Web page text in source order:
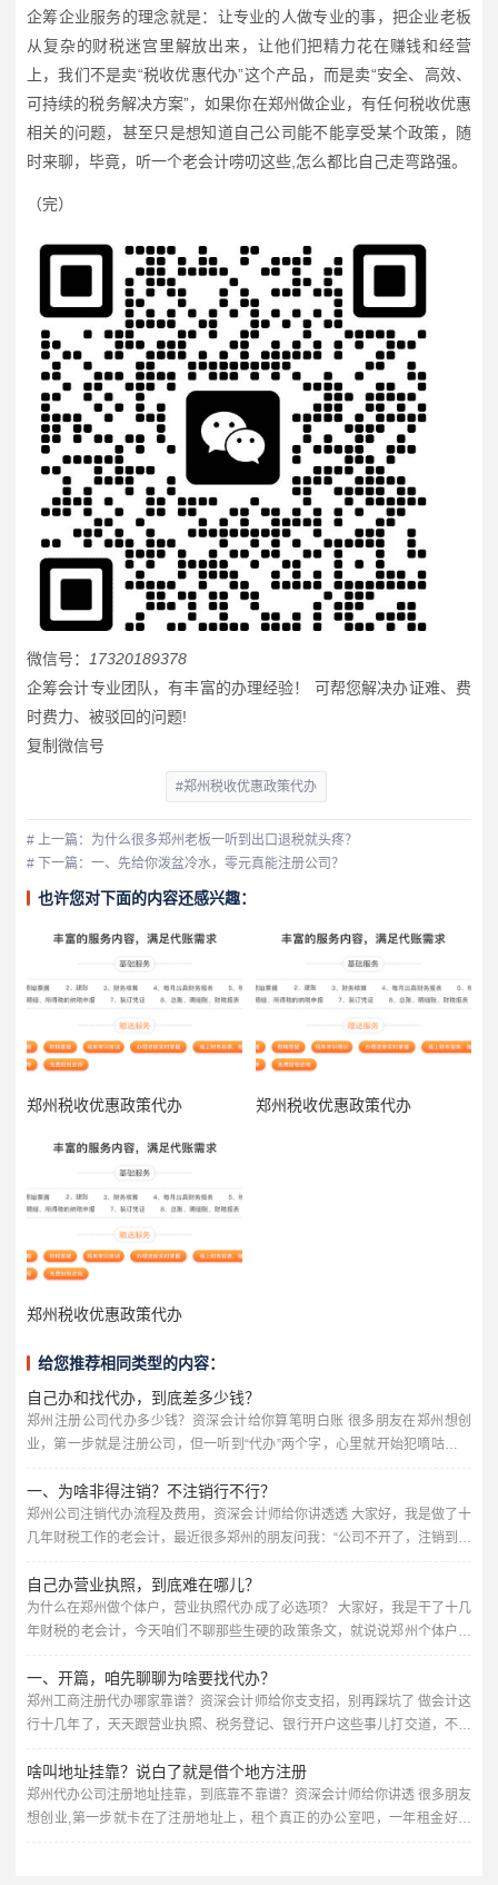
企筹企业服务的理念就是：让专业的人做专业的事，把企业老板
从复杂的财税迷宫里解放出来，让他们把精力花在赚钱和经营
上，我们不是卖“税收优惠代办”这个产品，而是卖“安全、高效、
可持续的税务解决方案”，如果你在郑州做企业，有任何税收优惠
相关的问题，甚至只是想知道自己公司能不能享受某个政策，随
时来聊，毕竟，听一个老会计唠叨这些,怎么都比自己走弯路强。
（完）
微信号：
17320189378
企筹会计专业团队，有丰富的办理经验！ 可帮您解决办证难、费
时费力、被驳回的问题!
复制微信号
#郑州税收优惠政策代办
# 上一篇：为什么很多郑州老板一听到出口退税就头疼？
# 下一篇：一、先给你泼盆冷水，零元真能注册公司？
也许您对下面的内容还感兴趣：
郑州税收优惠政策代办 郑州税收优惠政策代办
郑州税收优惠政策代办
给您推荐相同类型的内容：
自己办和找代办，到底差多少钱？
郑州注册公司代办多少钱？资深会计给你算笔明白账 很多朋友在郑州想创
业，第一步就是注册公司，但一听到“代办”两个字，心里就开始犯嘀咕：这
代办费到底要多少？会不会被坑？我自己跑一趟行不行？作为在财税行业摸
爬滚打多年的会计师，我今天就跟你把这事聊透了，保证不说绕弯子的话,全
是干货。 先说说核心：郑州代办注册公司，价格一般在几百到几千块钱不等
你可能会问，为啥不是统一价？因为不同人的需求不一样，代办...
一、为啥非得注销？不注销行不行？
郑州公司注销代办流程及费用，资深会计师给你讲透透 大家好，我是做了十
几年财税工作的老会计，最近很多郑州的朋友问我：“公司不开了，注销到底
怎么搞？找代办要多少钱？靠谱不靠谱？”今天我就把郑州公司注销的那些
事，掰开了揉碎了讲清楚，咱们不整那些官腔，全是干货,你听完心里就有谱
了。 先给你泼盆冷水：公司不干了，千万别扔那儿不管，很多人觉得“反正
没业务，零申报就行”，但零申报超过三个月，税务局就会把你列...
自己办营业执照，到底难在哪儿？
为什么在郑州做个体户，营业执照代办成了必选项？ 大家好，我是干了十几
年财税的老会计，今天咱们不聊那些生硬的政策条文，就说说郑州个体户营
业执照代办这档子事，你可能会想，不就是办个证嘛，自己跑一趟行政大厅
不就行了？嘿，你要是这么想，八成得吃几次闭门羹，我这些年见过太多老
板，自己折腾半个月，结果材料不对、流程不懂，最后还得花钱找人办，今
天我就把这里头的门道,掰开了揉碎了跟你唠清楚。 先说说咱郑州的情...
一、开篇，咱先聊聊为啥要找代办？
郑州工商注册代办哪家靠谱？资深会计师给你支支招，别再踩坑了 做会计这
行十几年了，天天跟营业执照、税务登记、银行开户这些事儿打交道，不少
朋友一上来就问：“我自己去工商局跑一趟不行吗？为啥非得花个几百上千找
代办？” 说实话，自己跑也不是不行，但您得想清楚——工商注册看着简
单，里头门道可不少，名字查重、经营范围怎么填、注册资本写多少、地址
要求是什么、章程怎么起草……每一步都可能让你来回跑好几趟。...
啥叫地址挂靠？说白了就是借个地方注册
郑州代办公司注册地址挂靠，到底靠不靠谱？资深会计师给你讲透 很多朋友
想创业,第一步就卡在了注册地址上，租个真正的办公室吧，一年租金好几
万，对于刚起步的小老板来说，压力不小，不租吧，工商局又要求你必须有